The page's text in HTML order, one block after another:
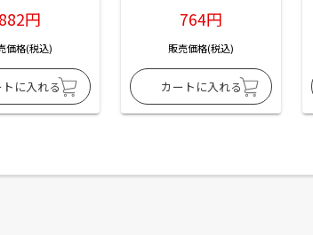
882円
価格(税込)
764円
販売価格(税込)